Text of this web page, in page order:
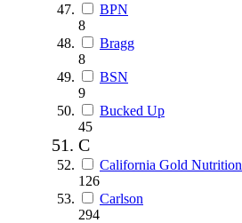
BPN
8
Bragg
8
BSN
9
Bucked Up
45
C
California Gold Nutrition
126
Carlson
294